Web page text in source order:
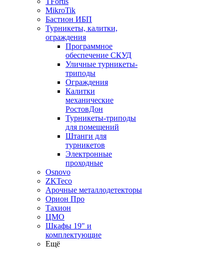
MikroTik
Бастион ИБП
Турникеты, калитки,
ограждения
Программное
обеспечение СКУД
Уличные турникеты-
триподы
Ограждения
Калитки
механические
РостовДон
Турникеты-триподы
для помещений
Штанги для
турникетов
Электронные
проходные
Osnovo
ZKTeco
Арочные металлодетекторы
Орион Про
Тахион
ЦМО
Шкафы 19" и
комплектующие
Ещё